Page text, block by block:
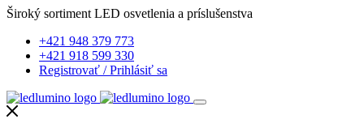
Široký sortiment LED osvetlenia a príslušenstva
+421 948 379 773
+421 918 599 330
Registrovať /Prihlásiť sa